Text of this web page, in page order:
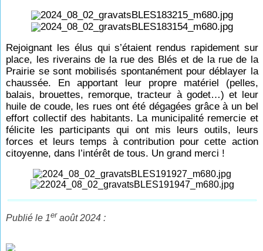
Rejoignant les élus qui s’étaient rendus rapidement sur
place, les riverains de la rue des Blés et de la rue de la
Prairie se sont mobilisés spontanément pour déblayer la
chaussée. En apportant leur propre matériel (pelles,
balais, brouettes, remorque, tracteur à godet…) et leur
huile de coude, les rues ont été dégagées grâce à un bel
effort collectif des habitants. La municipalité remercie et
félicite les participants qui ont mis leurs outils, leurs
forces et leurs temps à contribution pour cette action
citoyenne, dans l’intérêt de tous. Un grand merci !
Publié le 1er août 2024 :